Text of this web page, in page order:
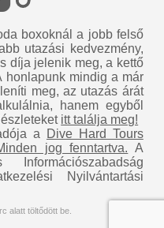
boxoknál a jobb felső
utazási kedvezmény,
díja jelenik meg, a kettő
honlapunk mindig a már
meg, az utazás árát
hanem egyből
itt találja meg!
a
Dive Hard Tours
jog fenntartva. A
Nyilvántartási
alatt töltődött be.